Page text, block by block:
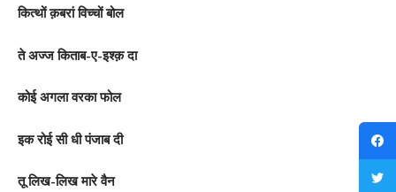
कित्थों क़बरां विच्चों बोल
ते अज्ज किताब-ए-इश्क़ दा
कोई अगला वरका फोल
इक रोई सी धी पंजाब दी
तू लिख-लिख मारे वैन